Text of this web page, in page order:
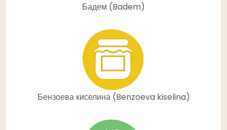
Бадем (Badem)
Бензоева киселина (Benzoeva kiselina)